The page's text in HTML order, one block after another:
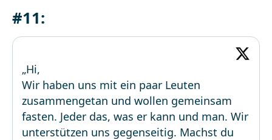
#11:
„Hi,
Wir haben uns mit ein paar Leuten
zusammengetan und wollen gemeinsam
fasten. Jeder das, was er kann und man. Wir
unterstützen uns gegenseitig. Machst du